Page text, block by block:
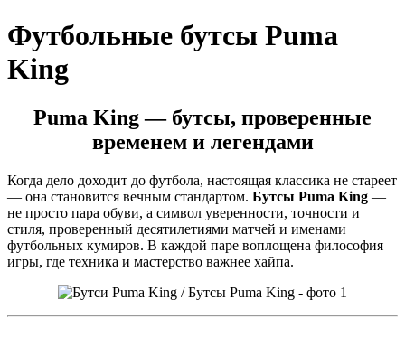
Футбольные бутсы Puma
King
Puma King — бутсы, проверенные
временем и легендами
Когда дело доходит до футбола, настоящая классика не стареет
— она становится вечным стандартом. Бутсы Puma King —
не просто пара обуви, а символ уверенности, точности и
стиля, проверенный десятилетиями матчей и именами
футбольных кумиров. В каждой паре воплощена философия
игры, где техника и мастерство важнее хайпа.